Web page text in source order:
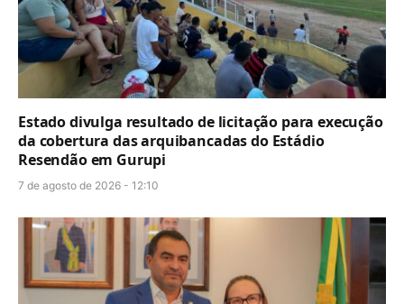
Estado divulga resultado de licitação para execução
da cobertura das arquibancadas do Estádio
Resendão em Gurupi
7 de agosto de 2026 - 12:10